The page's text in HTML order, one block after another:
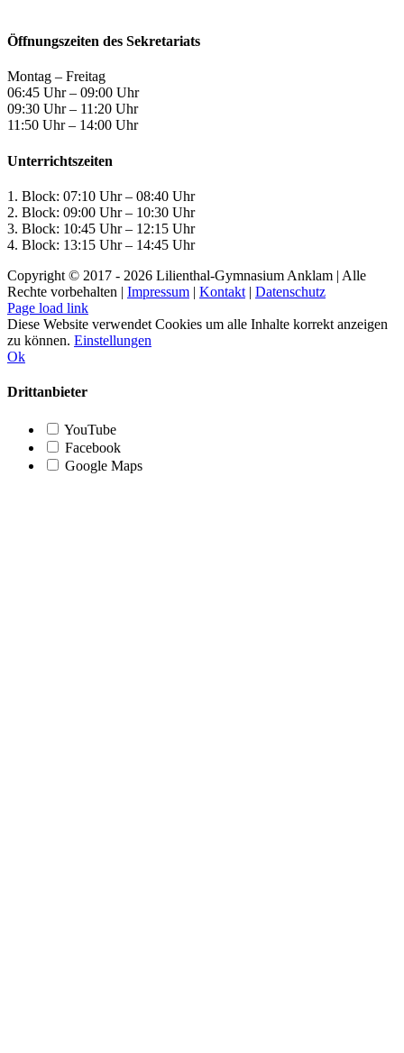
Öffnungszeiten des Sekretariats
Montag – Freitag
06:45 Uhr – 09:00 Uhr
09:30 Uhr – 11:20 Uhr
11:50 Uhr – 14:00 Uhr
Unterrichtszeiten
1. Block: 07:10 Uhr – 08:40 Uhr
2. Block: 09:00 Uhr – 10:30 Uhr
3. Block: 10:45 Uhr – 12:15 Uhr
4. Block: 13:15 Uhr – 14:45 Uhr
Copyright © 2017 - 2026 Lilienthal-Gymnasium Anklam | Alle
Rechte vorbehalten | Impressum | Kontakt | Datenschutz
Page load link
Diese Website verwendet Cookies um alle Inhalte korrekt anzeigen
zu können. Einstellungen
Ok
Drittanbieter
YouTube
Facebook
Google Maps